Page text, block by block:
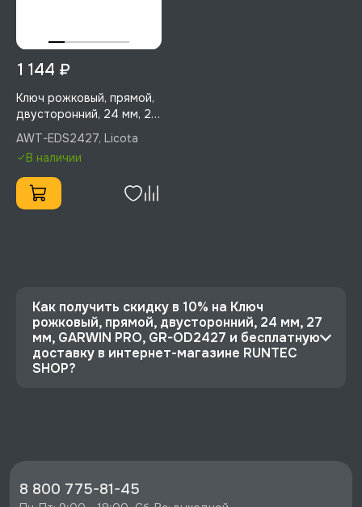
1 144 ₽
Ключ рожковый, прямой,
двусторонний, 24 мм, 27
мм, Licota, AWT-EDS2427
AWT-EDS2427, Licota
В наличии
Как получить скидку в 10% на Ключ
рожковый, прямой, двусторонний, 24 мм, 27
мм, GARWIN PRO, GR-OD2427 и бесплатную
доставку в интернет-магазине RUNTEC
SHOP?
OD2427 со скидкой - 540 руб.
8 800 775-81-45